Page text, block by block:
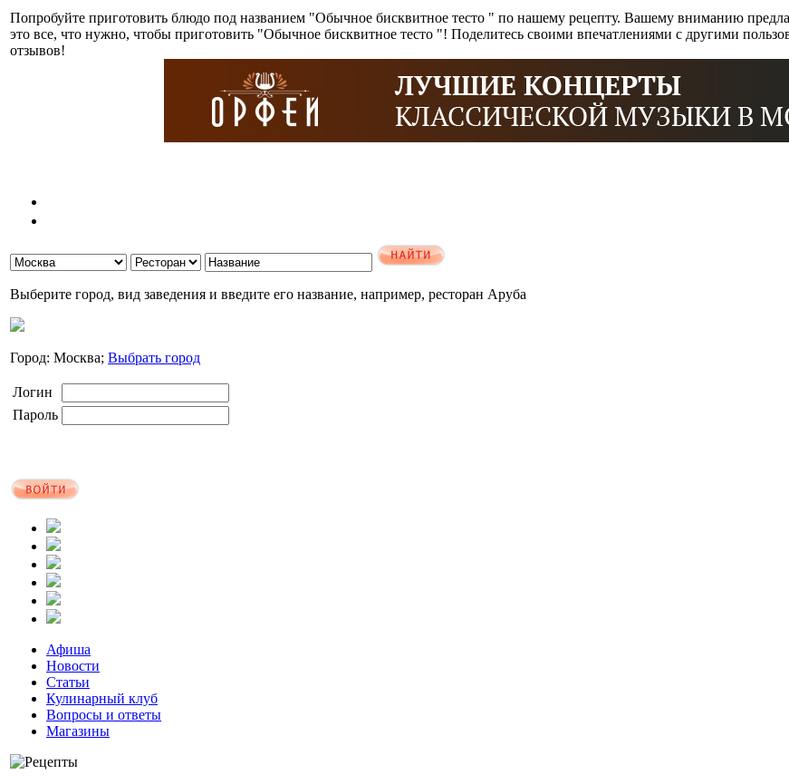
Попробуйте приготовить блюдо под названием "Обычное бисквитное тесто " по нашему рецепту. Вашему вниманию
это все, что нужно, чтобы приготовить "Обычное бисквитное тесто "! Поделитесь своими впечатлениями с другими
отзывов!
Выберите город, вид заведения и введите его название, например, ресторан Аруба
Город: Москва; Выбрать город
Логин
Пароль
Афиша
Новости
Статьи
Кулинарный клуб
Вопросы и ответы
Магазины